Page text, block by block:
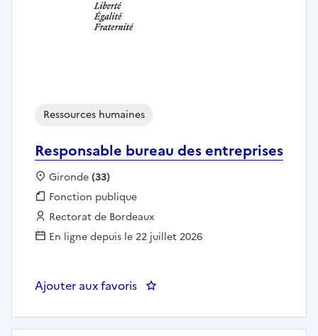
Responsable bureau des entreprises
Ressources humaines
Localisation :
Gironde(33)
Fonction publique :
Fonction publique
Employeur :
Rectorat de Bordeaux
En ligne depuis le 22 juillet 2026
Ajouter aux favoris : Responsable bureau des